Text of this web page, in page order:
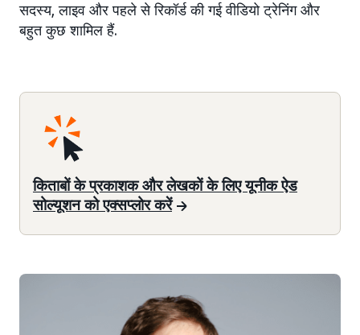
सदस्य, लाइव और पहले से रिकॉर्ड की गई वीडियो ट्रेनिंग और
बहुत कुछ शामिल हैं.
किताबों के प्रकाशक और लेखकों के लिए यूनीक ऐड
सोल्यूशन को एक्सप्लोर करें